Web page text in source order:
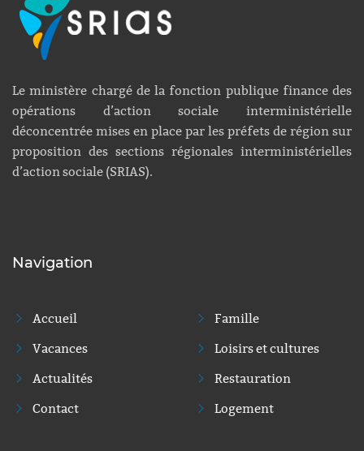
Le ministère chargé de la fonction publique finance des
opérations d’action sociale interministérielle
déconcentrée mises en place par les préfets de région sur
proposition des sections régionales interministérielles
d’action sociale (SRIAS).
Navigation
Accueil
Vacances
Actualités
Contact
Famille
Loisirs et cultures
Restauration
Logement